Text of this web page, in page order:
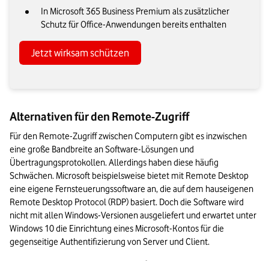
In Microsoft 365 Business Premium als zusätzlicher
Schutz für Office-Anwendungen bereits enthalten
Jetzt wirksam schützen
Alternativen für den Remote-Zugriff
Für den Remote-Zugriff zwischen Computern gibt es inzwischen
eine große Bandbreite an Software-Lösungen und
Übertragungsprotokollen. Allerdings haben diese häufig
Schwächen. Microsoft beispielsweise bietet mit Remote Desktop
eine eigene Fernsteuerungssoftware an, die auf dem hauseigenen
Remote Desktop Protocol (RDP) basiert. Doch die Software wird
nicht mit allen Windows-Versionen ausgeliefert und erwartet unter
Windows 10 die Einrichtung eines Microsoft-Kontos für die
gegenseitige Authentifizierung von Server und Client.